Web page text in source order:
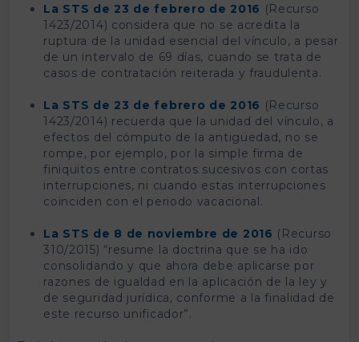
La STS de 23 de febrero de 2016 (Recurso
1423/2014) considera que no se acredita la
ruptura de la unidad esencial del vínculo, a pesar
de un intervalo de 69 días, cuando se trata de
casos de contratación reiterada y fraudulenta.
La STS de 23 de febrero de 2016 (Recurso
1423/2014) recuerda que la unidad del vínculo, a
efectos del cómputo de la antigüedad, no se
rompe, por ejemplo, por la simple firma de
finiquitos entre contratos sucesivos con cortas
interrupciones, ni cuando estas interrupciones
coinciden con el periodo vacacional.
La STS de 8 de noviembre de 2016 (Recurso
310/2015) “resume la doctrina que se ha ido
consolidando y que ahora debe aplicarse por
razones de igualdad en la aplicación de la ley y
de seguridad jurídica, conforme a la finalidad de
este recurso unificador”.